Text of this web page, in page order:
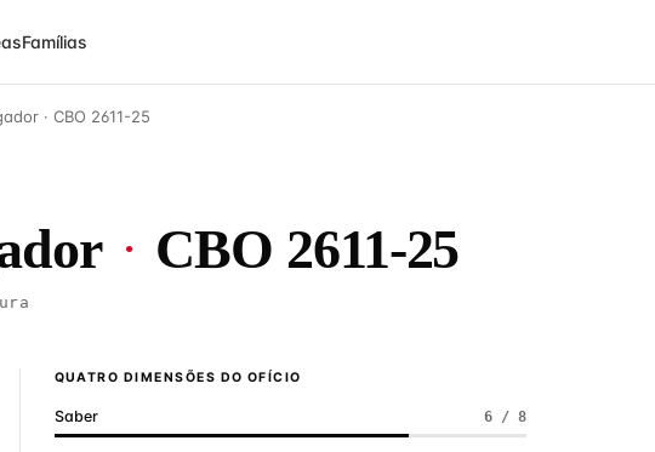
Famílias
· CBO 2611-25
· CBO 2611-25
QUATRO DIMENSÕES DO OFÍCIO
Saber 6 / 8